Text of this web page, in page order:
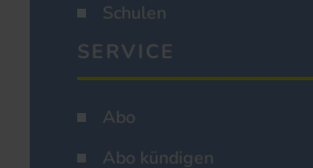
Schulen
SERVICE
Abo
Abo kündigen